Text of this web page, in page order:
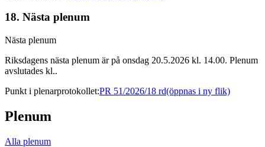
18. Nästa plenum
Nästa plenum
Riksdagens nästa plenum är på onsdag 20.5.2026 kl. 14.00. Plenum
avslutades kl..
Punkt i plenarprotokollet:PR 51/2026/18 rd(öppnas i ny flik)
Plenum
Alla plenum